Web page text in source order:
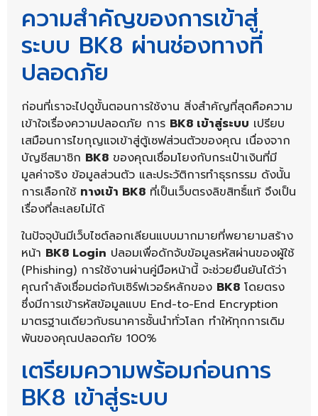
ความสำคัญของการเข้าสู่
ระบบ BK8 ผ่านช่องทางที่
ปลอดภัย
ก่อนที่เราจะไปดูขั้นตอนการใช้งาน สิ่งสำคัญที่สุดคือความ
เข้าใจเรื่องความปลอดภัย การ BK8 เข้าสู่ระบบ เปรียบ
เสมือนการไขกุญแจเข้าสู่ตู้เซฟส่วนตัวของคุณ เนื่องจาก
บัญชีสมาชิก BK8 ของคุณเชื่อมโยงกับกระเป๋าเงินที่มี
มูลค่าจริง ข้อมูลส่วนตัว และประวัติการทำธุรกรรม ดังนั้น
การเลือกใช้ ทางเข้า BK8 ที่เป็นเว็บตรงลิขสิทธิ์แท้ จึงเป็น
เรื่องที่ละเลยไม่ได้
ในปัจจุบันมีเว็บไซต์ลอกเลียนแบบมากมายที่พยายามสร้าง
หน้า BK8 Login ปลอมเพื่อดักจับข้อมูลรหัสผ่านของผู้ใช้
(Phishing) การใช้งานผ่านคู่มือหน้านี้ จะช่วยยืนยันได้ว่า
คุณกำลังเชื่อมต่อกับเซิร์ฟเวอร์หลักของ BK8 โดยตรง
ซึ่งมีการเข้ารหัสข้อมูลแบบ End-to-End Encryption
มาตรฐานเดียวกับธนาคารชั้นนำทั่วโลก ทำให้ทุกการเดิม
พันของคุณปลอดภัย 100%
เตรียมความพร้อมก่อนการ
BK8 เข้าสู่ระบบ